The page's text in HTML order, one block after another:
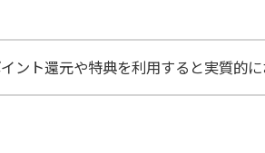
ント還元や特典を利用すると実質的に